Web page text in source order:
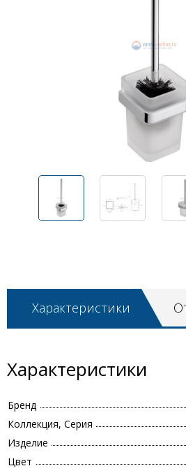
Характеристики
Характеристики
Бренд
Коллекция, Серия
Изделие
Цвет